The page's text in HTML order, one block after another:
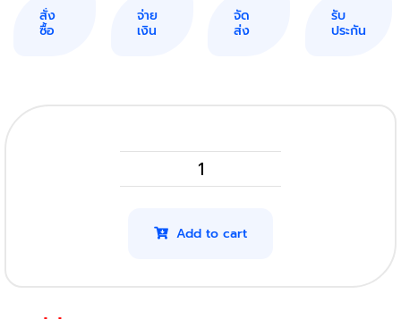
สั่ง
ซื้อ
จ่าย
เงิน
จัด
ส่ง
รับ
ประกัน
HP
รุ่น
Add to cart